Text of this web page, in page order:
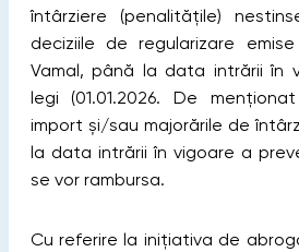
întârziere (penalităţile)
deciziile de regularizare
Vamal, până la data intrării în
legi (01.01.2026. De
import şi/sau majorările de
la data intrării în vigoare a
se vor rambursa.
Cu referire la inițiativa de